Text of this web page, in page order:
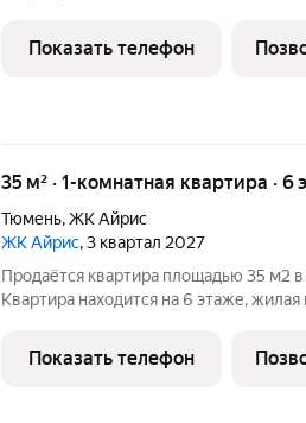
изолированные комнаты с окнами на
совмещённый
Показать телефон
35 м² · 1-комнатная квартира · 6
Тюмень,ЖК Айрис
ЖК Айрис, 3 квартал 2027
Продаётся квартира площадью 35 м2
Квартира находится на 6 этаже,
изолированные комнаты с окнами на
совмещённый
Показать телефон